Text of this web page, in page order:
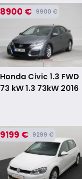
8900 € 9900 €
Honda Civic 1.3 FWD
73 kW 1.3 73kW 2016
9199 € 9299 €